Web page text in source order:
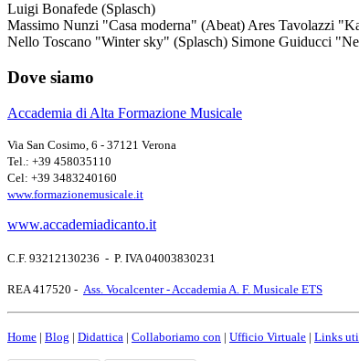
Luigi Bonafede (Splasch)
Massimo Nunzi "Casa moderna" (Abeat) Ares Tavolazzi
Nello Toscano "Winter sky" (Splasch) Simone Guiducci
Dove siamo
Accademia di Alta Formazione Musicale
Via San Cosimo, 6 - 37121 Verona
Tel.: +39 458035110
Cel: +39 3483240160
www.formazionemusicale.it
www.accademiadicanto.it
C.F. 93212130236 - P. IVA 04003830231
REA 417520 - Ass. Vocalcenter - Accademia A. F. Musicale ETS
Home | Blog | Didattica | Collaboriamo con | Ufficio Virtuale | Links